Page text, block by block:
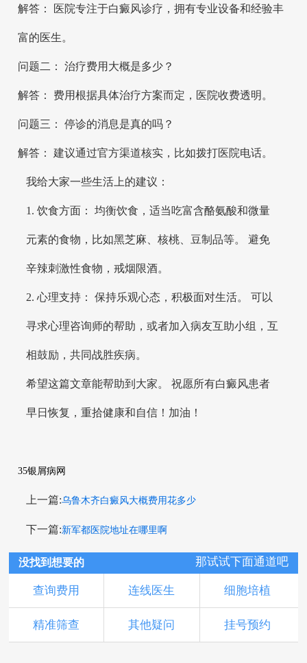
解答： 医院专注于白癜风诊疗，拥有专业设备和经验丰
富的医生。
问题二： 治疗费用大概是多少？
解答： 费用根据具体治疗方案而定，医院收费透明。
问题三： 停诊的消息是真的吗？
解答： 建议通过官方渠道核实，比如拨打医院电话。
我给大家一些生活上的建议：
1. 饮食方面： 均衡饮食，适当吃富含酪氨酸和微量
元素的食物，比如黑芝麻、核桃、豆制品等。 避免
辛辣刺激性食物，戒烟限酒。
2. 心理支持： 保持乐观心态，积极面对生活。 可以
寻求心理咨询师的帮助，或者加入病友互助小组，互
相鼓励，共同战胜疾病。
希望这篇文章能帮助到大家。 祝愿所有白癜风患者
早日恢复，重拾健康和自信！加油！
35银屑病网
上一篇:乌鲁木齐白癜风大概费用花多少
下一篇:新军都医院地址在哪里啊
没找到想要的 那试试下面通道吧
查询费用 连线医生 细胞培植
精准筛查 其他疑问 挂号预约